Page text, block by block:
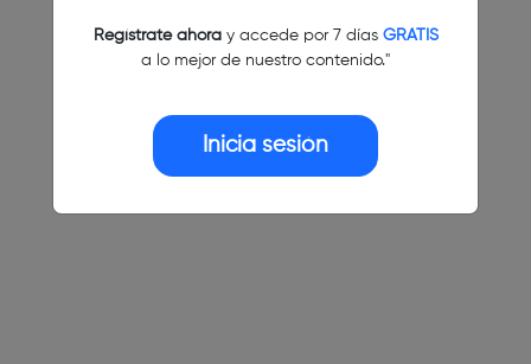
Regístrate ahoray accede por 7 días GRATIS
a lo mejor de nuestro contenido."
Inicia sesión